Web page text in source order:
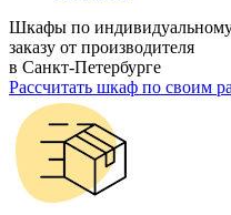
Шкафы по
заказу от производителя
в Санкт-Петербурге
Рассчитать шкаф по своим